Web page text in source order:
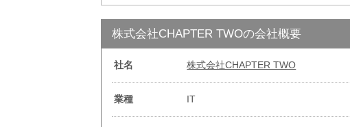
株式会社CHAPTER TWOの会社概要
社名 株式会社CHAPTER TWO
業種 IT